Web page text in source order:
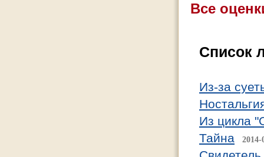
Все
Список
Из-за
Из цикла
Тайна
2014-